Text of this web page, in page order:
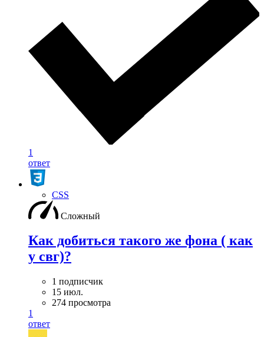
1
ответ
CSS
Сложный
Как добиться такого же фона ( как
у свг)?
1 подписчик
15 июл.
274 просмотра
1
ответ